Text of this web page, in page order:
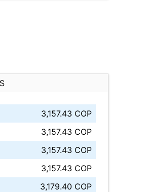
3,157.43 COP
3,157.43 COP
3,157.43 COP
3,157.43 COP
3,179.40 COP